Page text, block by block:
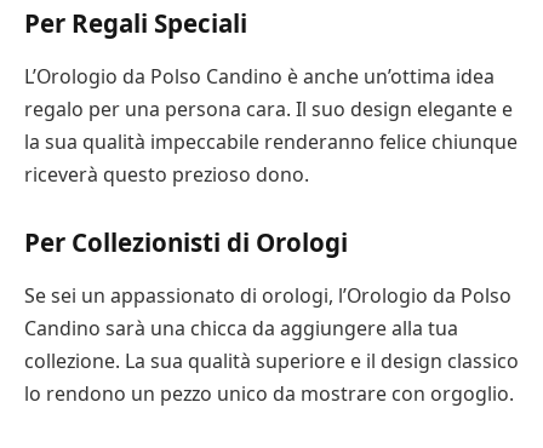
Per Regali Speciali
L’Orologio da Polso Candino è anche un’ottima idea
regalo per una persona cara. Il suo design elegante e
la sua qualità impeccabile renderanno felice chiunque
riceverà questo prezioso dono.
Per Collezionisti di Orologi
Se sei un appassionato di orologi, l’Orologio da Polso
Candino sarà una chicca da aggiungere alla tua
collezione. La sua qualità superiore e il design classico
lo rendono un pezzo unico da mostrare con orgoglio.